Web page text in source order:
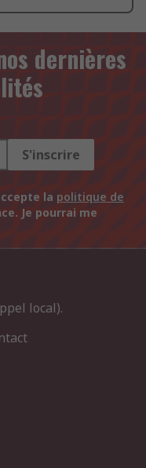
dernières
S'inscrire
la politique de
Je pourrai me
local).